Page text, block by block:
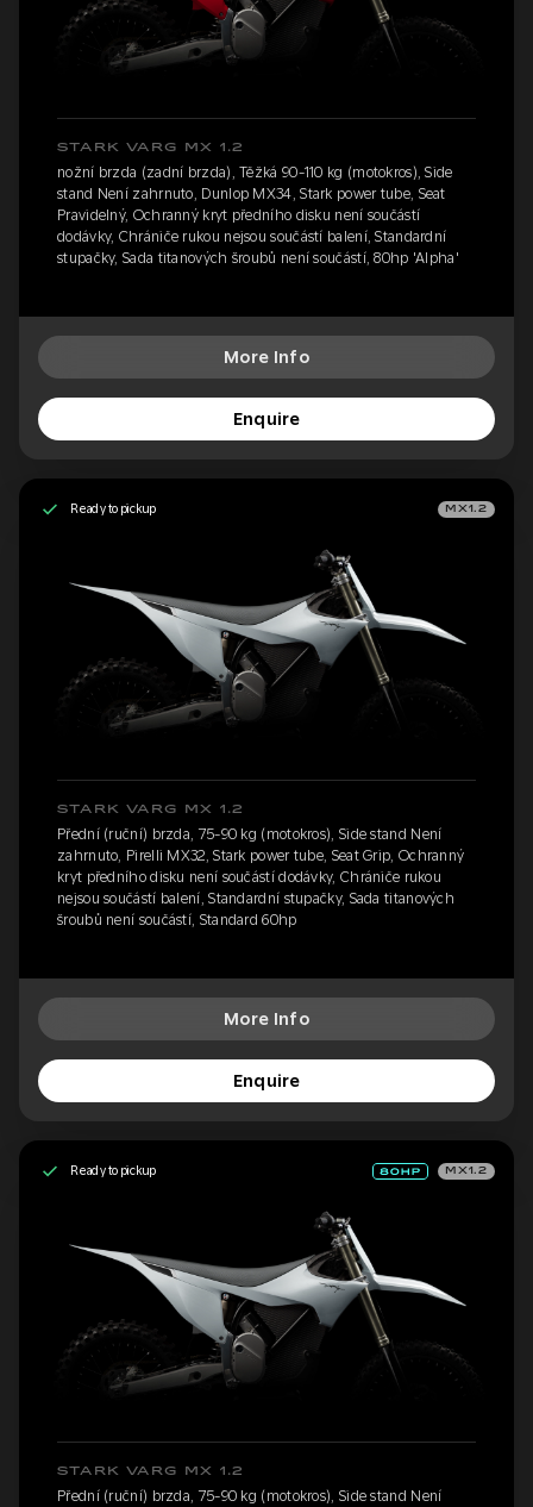
STARK VARG MX 1.2
nožní brzda (zadní brzda), Těžká 90-110 kg (motokros), Side
stand Není zahrnuto, Dunlop MX34, Stark power tube, Seat
Pravidelný, Ochranný kryt předního disku není součástí
dodávky, Chrániče rukou nejsou součástí balení, Standardní
stupačky, Sada titanových šroubů není součástí, 80hp 'Alpha'
More Info
Enquire
Ready to pickup MX1.2
STARK VARG MX 1.2
Přední (ruční) brzda, 75-90 kg (motokros), Side stand Není
zahrnuto, Pirelli MX32, Stark power tube, Seat Grip, Ochranný
kryt předního disku není součástí dodávky, Chrániče rukou
nejsou součástí balení, Standardní stupačky, Sada titanových
šroubů není součástí, Standard 60hp
More Info
Enquire
Ready to pickup MX1.2
STARK VARG MX 1.2
Přední (ruční) brzda, 75-90 kg (motokros), Side stand Není